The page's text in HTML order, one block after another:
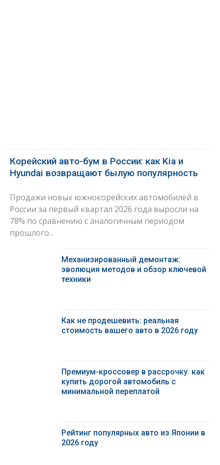
Корейский авто-бум в России: как Kia и
Hyundai возвращают былую популярность
Продажи новых южнокорейских автомобилей в
России за первый квартал 2026 года выросли на
78% по сравнению с аналогичным периодом
прошлого...
Механизированный демонтаж:
эволюция методов и обзор ключевой
техники
Как не продешевить: реальная
стоимость вашего авто в 2026 году
Премиум-кроссовер в рассрочку: как
купить дорогой автомобиль с
минимальной переплатой
Рейтинг популярных авто из Японии в
2026 году